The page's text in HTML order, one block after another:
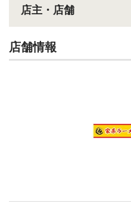
店主・店舗
店舗情報